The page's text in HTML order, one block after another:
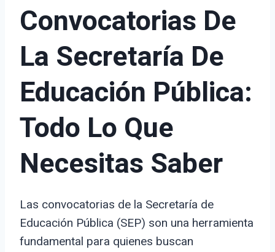
Convocatorias De
La Secretaría De
Educación Pública:
Todo Lo Que
Necesitas Saber
Las convocatorias de la Secretaría de
Educación Pública (SEP) son una herramienta
fundamental para quienes buscan